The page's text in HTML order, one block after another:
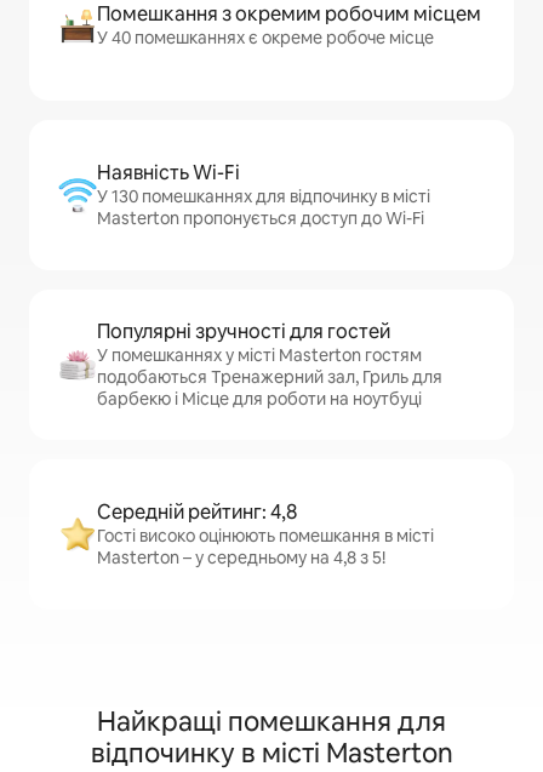
Помешкання з окремим робочим місцем
У 40 помешканнях є окреме робоче місце
Наявність Wi-Fi
У 130 помешканнях для відпочинку в місті
Masterton пропонується доступ до Wi-Fi
Популярні зручності для гостей
У помешканнях у місті Masterton гостям
подобаються Тренажерний зал, Гриль для
барбекю і Місце для роботи на ноутбуці
Середній рейтинг: 4,8
Гості високо оцінюють помешкання в місті
Masterton – у середньому на 4,8 з 5!
Найкращі помешкання для
відпочинку в місті Masterton